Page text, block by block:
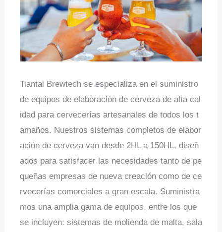
Tiantai Brewtech se especializa en el suministro
de equipos de elaboración de cerveza de alta cal
idad para cervecerías artesanales de todos los t
amaños. Nuestros sistemas completos de elabor
ación de cerveza van desde 2HL a 150HL, diseñ
ados para satisfacer las necesidades tanto de pe
queñas empresas de nueva creación como de ce
rvecerías comerciales a gran escala. Suministra
mos una amplia gama de equipos, entre los que
se incluyen: sistemas de molienda de malta, sala